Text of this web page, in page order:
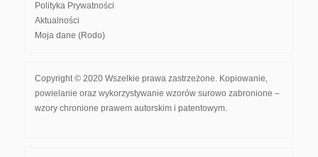
Polityka Prywatności
Aktualności
Moja dane (Rodo)
Copyright © 2020 Wszelkie prawa zastrzeżone. Kopiowanie,
powielanie oraz wykorzystywanie wzorów surowo zabronione –
wzory chronione prawem autorskim i patentowym.